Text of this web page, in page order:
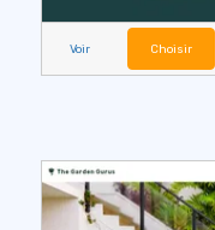
Voir Choisir